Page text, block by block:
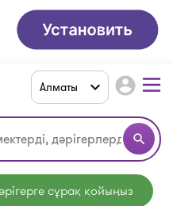
search
Алматы account_circle
сұрақ қойыңыз